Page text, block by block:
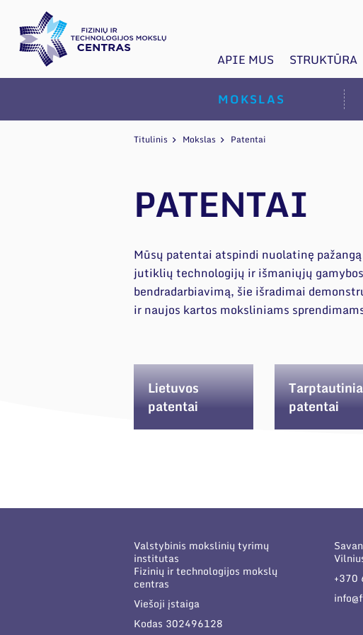
APIE MUS STRUKTŪRA
MOKSLAS
Titulinis Mokslas Patentai
PATENTAI
Mūsų patentai atspindi nuolatinę
jutiklių technologijų ir išmaniųjų
bendradarbiavimą, šie išradimai
ir naujos kartos moksliniams
Lietuvos
patentai
patentai
Valstybinis mokslinių tyrimų
institutas
Fizinių ir technologijos mokslų
centras
Viešoji įstaiga
Kodas 302496128
+370